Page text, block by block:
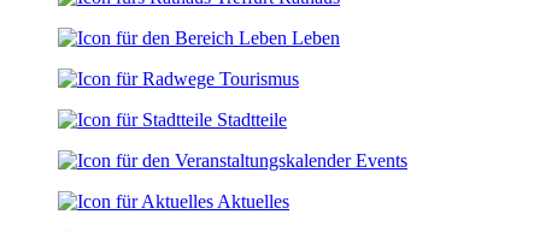
Leben
Tourismus
Stadtteile
Events
Aktuelles